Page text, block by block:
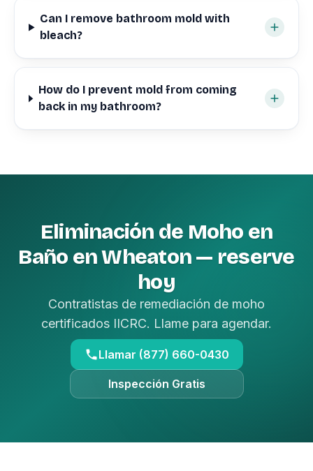
Can I remove bathroom mold with
bleach?
How do I prevent mold from coming
back in my bathroom?
Eliminación de Moho en
Baño en Wheaton — reserve
hoy
Contratistas de remediación de moho
certificados IICRC. Llame para agendar.
Llamar (877) 660-0430
Inspección Gratis